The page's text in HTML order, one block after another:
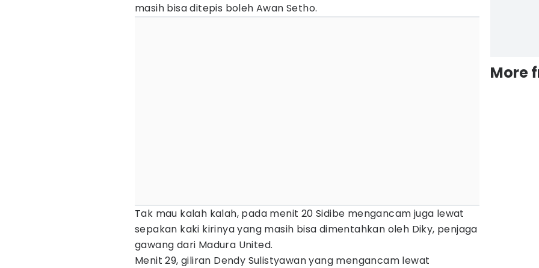
masih bisa ditepis boleh Awan Setho.
Tak mau kalah kalah, pada menit 20 Sidibe mengancam juga lewat
sepakan kaki kirinya yang masih bisa dimentahkan oleh Diky, penjaga
gawang dari Madura United.
Menit 29, giliran Dendy Sulistyawan yang mengancam lewat
More